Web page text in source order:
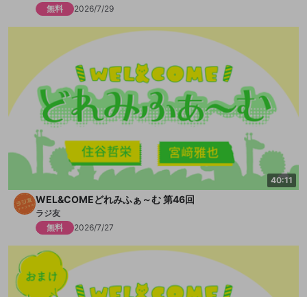
無料
2026/7/29
40:11
WEL&COMEどれみふぁ～む 第46回
ラジ友
無料
2026/7/27